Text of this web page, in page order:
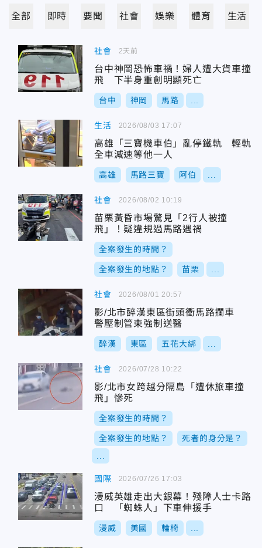
全部 即時 要聞 社會 娛樂 體育 生活
社會
台中神岡恐怖車禍！婦人遭大貨車撞
飛 下半身重創明顯死亡
台中 神岡 馬路
2天前
生活
高雄「三寶機車伯」亂停鐵軌 輕軌
全車減速等他一人
高雄 馬路三寶 阿伯
2026/08/03 17:07
社會
苗栗黃昏市場驚見「2行人被撞
飛」！疑違規過馬路遇禍
全案發生的時間？
全案發生的地點？ 苗栗
2026/08/02 10:19
社會
影/北市醉漢東區街頭衝馬路攔車
警壓制管束強制送醫
醉漢 東區 五花大綁
2026/08/01 20:57
社會
影/北市女跨越分隔島「遭休旅車撞
飛」慘死
全案發生的時間？
全案發生的地點？ 死者的身分是？
2026/07/28 10:22
國際
漫威英雄走出大銀幕！殘障人士卡路
口 「蜘蛛人」下車伸援手
漫威 美國 輪椅
2026/07/26 17:03